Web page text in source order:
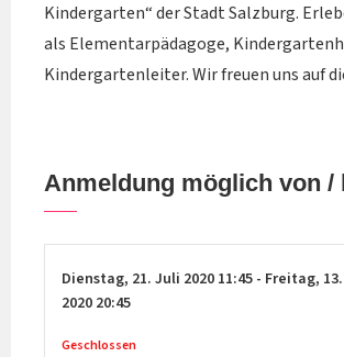
Kindergarten“ der Stadt Salzburg.
als Elementarpädagoge,
Kindergartenleiter. Wir freuen uns auf
Anmeldung möglich von /
Dienstag, 21. Juli 2020 11:45 - Freitag,
2020 20:45
Geschlossen